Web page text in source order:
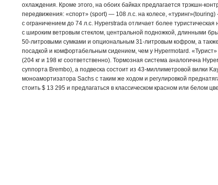
охлаждения. Кроме этого, на обоих байках предлагается трэкшн-
передвижения: «спорт» (sport) — 108 л.с. на колесе,
с ограничением до 74 л.с. Hyperstrada отличает более
с широким ветровым стеклом, центральной подножкой, длинными
50-литровыми сумками и опциональным 31-литровым кофром, а
посадкой и комфортабельным сидением, чем у Hypermotard.
(204 кг и 198 кг соответственно). Тормозная система аналогична
суппорта Brembo), а подвеска состоит из 43-миллиметровой вилки
моноамортизатора Sachs с таким же ходом и регулировкой
стоить $ 13 295 и предлагаться в классическом красном или белом